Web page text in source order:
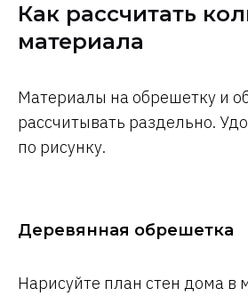
Как рассчитать
материала
Материалы на обрешетку и
рассчитывать раздельно.
по рисунку.
Деревянная обрешетка
Нарисуйте план стен дома в